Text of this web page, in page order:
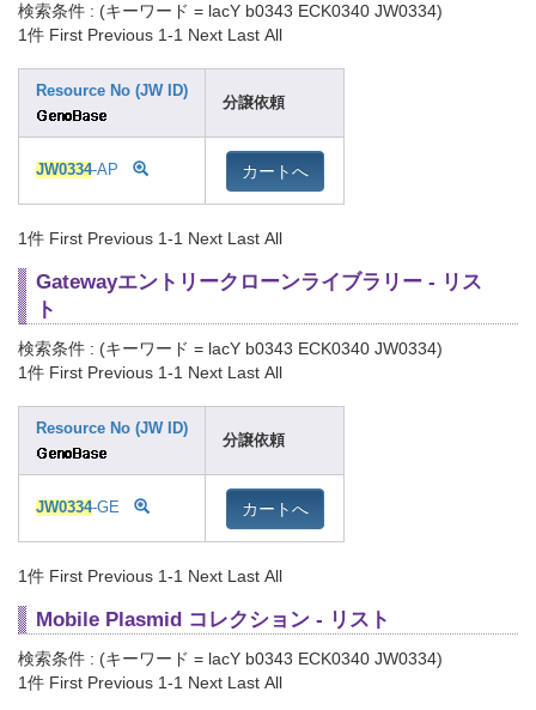
検索条件 : (キーワード = lacY b0343 ECK0340 JW0334)
1件 First Previous 1-1 Next Last All
Resource No (JW ID)
分譲依頼
JW0334-AP カートへ
1件 First Previous 1-1 Next Last All
Gatewayエントリークローンライブラリー - リス
ト
検索条件 : (キーワード = lacY b0343 ECK0340 JW0334)
1件 First Previous 1-1 Next Last All
Resource No (JW ID)
分譲依頼
JW0334-GE カートへ
1件 First Previous 1-1 Next Last All
Mobile Plasmid コレクション - リスト
検索条件 : (キーワード = lacY b0343 ECK0340 JW0334)
1件 First Previous 1-1 Next Last All